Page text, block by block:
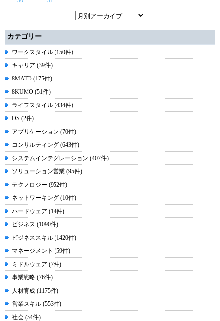
カテゴリー
ワークスタイル (150件)
キャリア (39件)
8MATO (175件)
8KUMO (51件)
ライフスタイル (434件)
OS (2件)
アプリケーション (70件)
コンサルティング (643件)
システムインテグレーション (407件)
ソリューション営業 (95件)
テクノロジー (952件)
ネットワーキング (10件)
ハードウェア (14件)
ビジネス (1090件)
ビジネススキル (1420件)
マネージメント (59件)
ミドルウェア (7件)
事業戦略 (76件)
人材育成 (1175件)
営業スキル (553件)
社会 (54件)